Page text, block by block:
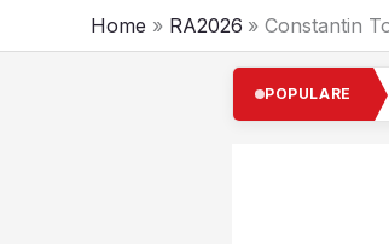
to
Home RA2026 Constantin
POPULARE